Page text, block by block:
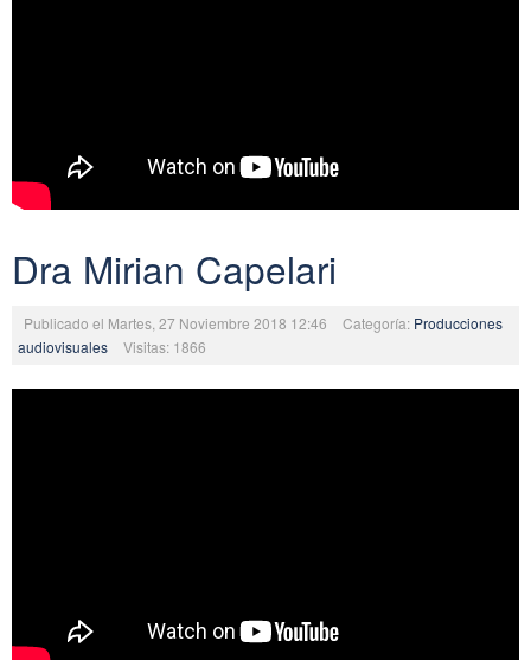
Dra Mirian Capelari
Publicado el Martes, 27 Noviembre 2018 12:46 Categoría: Producciones
audiovisuales
Visitas: 1866